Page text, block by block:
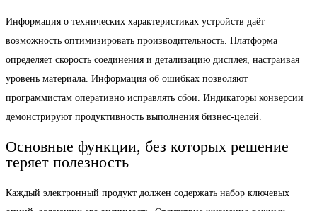
Информация о технических характеристиках устройств даёт
возможность оптимизировать производительность. Платформа
определяет скорость соединения и детализацию дисплея, настраивая
уровень материала. Информация об ошибках позволяют
программистам оперативно исправлять сбои. Индикаторы конверсии
демонстрируют продуктивность выполнения бизнес-целей.
Основные функции, без которых решение
теряет полезность
Каждый электронный продукт должен содержать набор ключевых